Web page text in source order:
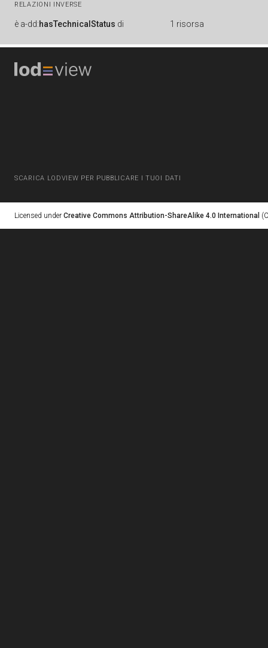
RELAZIONI INVERSE
è a-dd:hasTechnicalStatus di 1 risorsa
SCARICA LODVIEW PER PUBBLICARE I TUOI DATI
Licensed under Creative Commons Attribution-ShareAlike 4.0 International